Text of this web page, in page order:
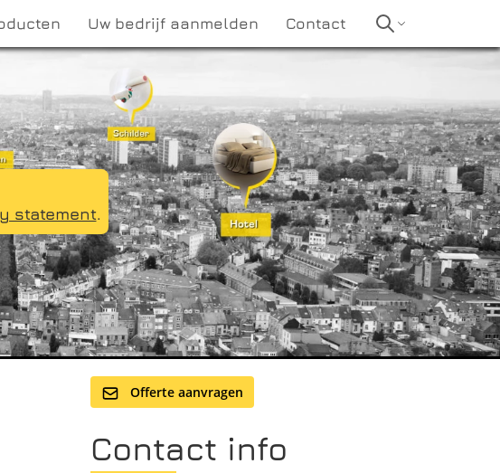
Uw bedrijf aanmelden Contact
statement.
Offerte aanvragen
Contact info